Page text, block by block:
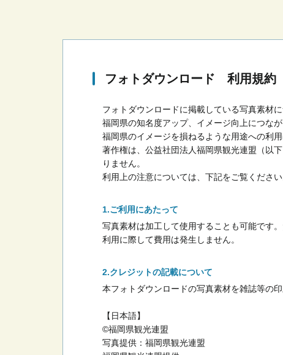
フォトダウンロード 利用規約
フォトダウンロードに掲載している写真素材
福岡県の知名度アップ、イメージ向上につな
福岡県のイメージを損ねるような用途への利用
著作権は、公益社団法人福岡県観光連盟（以
りません。
利用上の注意については、下記をご覧ください
ご利用にあたって
写真素材は加工して使用することも可能です
利用に際して費用は発生しません。
クレジットの記載について
本フォトダウンロードの写真素材を雑誌等の
【日本語】
©福岡県観光連盟
写真提供：福岡県観光連盟